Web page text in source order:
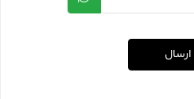
ارسال